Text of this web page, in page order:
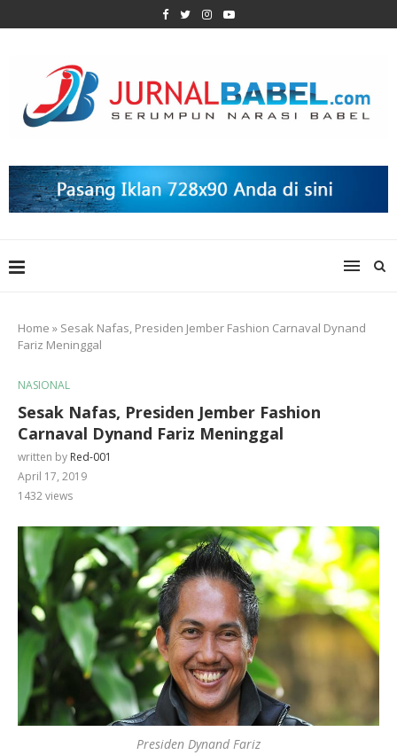
Home » Sesak Nafas, Presiden Jember Fashion Carnaval Dynand
Fariz Meninggal
NASIONAL
Sesak Nafas, Presiden Jember Fashion
Carnaval Dynand Fariz Meninggal
written by Red-001
April 17, 2019
1432views
Presiden Dynand Fariz